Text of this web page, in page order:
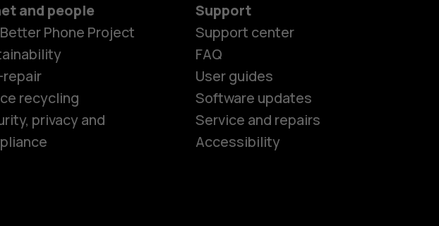
and people
Phone Project
recycling
privacy and
Support
Support center
FAQ
User guides
Software updates
Service and repairs
Accessibility